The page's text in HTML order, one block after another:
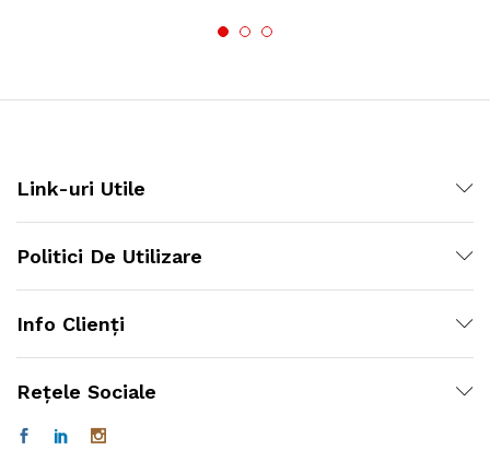
Link-uri Utile
Politici De Utilizare
Info Clienți
Rețele Sociale